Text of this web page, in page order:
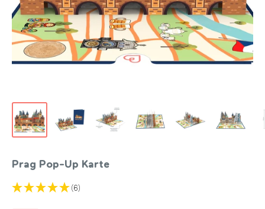
Prag Pop-Up Karte
(6)